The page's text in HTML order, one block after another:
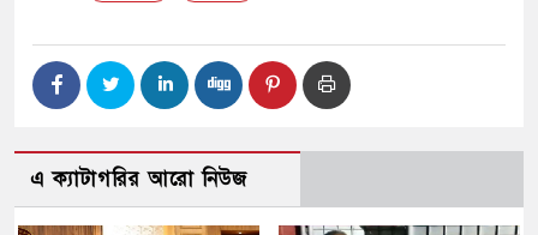
এ ক্যাটাগরির আরো নিউজ